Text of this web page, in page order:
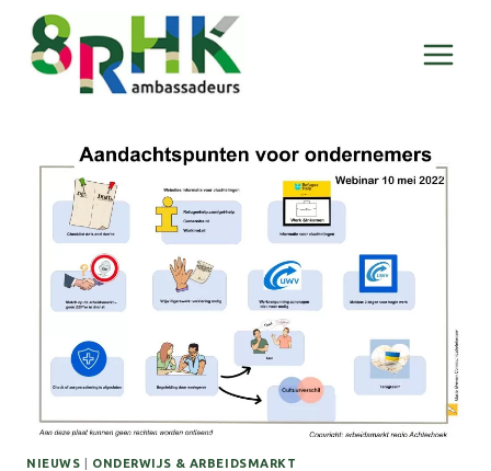
Doorgaan
naar
inhoud
NIEUWS ONDERWIJS & ARBEIDSMARKT